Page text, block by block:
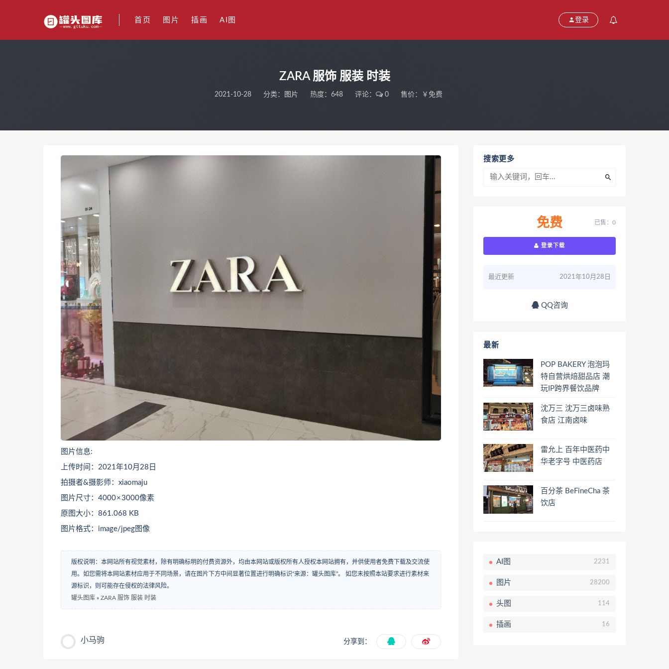
首页 图片 插画 AI图 登录
ZARA 服饰 服装 时装
2021-10-28 分类： 图片 热度：648 评论： 0 售价：￥免费
图片信息:
上传时间：2021年10月28日
拍摄者&摄影师：xiaomaju
图片尺寸：4000 × 3000像素
原图大小：861.068 KB
图片格式：image/jpeg图像
版权说明：本网站所有视觉素材，除有明确标明的付费资源外，均由本网站或版权所有人授权本网站拥有，并供使用者免费下载及交流使
用。如您需将本网站素材应用于不同场景，请在图片下方中间显著位置进行明确标识“来源：罐头图库”。 如您未按照本站要求进行素材来
源标识，则可能存在侵权的法律风险。
罐头图库 » ZARA 服饰 服装 时装
小马驹 分享到：
搜索更多
免费 已售：0
登录下载
最近更新 2021年10月28日
QQ咨询
最新
POP BAKERY 泡泡玛
特自营烘焙甜品店 潮
玩IP跨界餐饮品牌
沈万三 沈万三卤味熟
食店 江南卤味
雷允上 百年中医药中
华老字号 中医药店
百分茶 BeFineCha 茶
饮店
AI图 2231
图片 28200
头图 114
插画 16